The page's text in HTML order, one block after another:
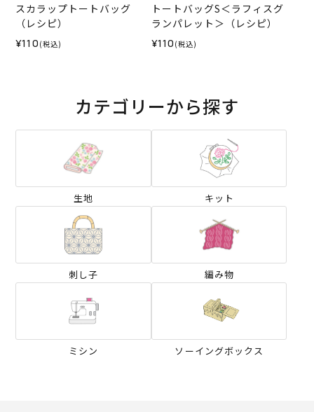
スカラップトートバッグ
（レシピ）
¥110 (税込)
トートバッグS＜ラフィスグ
ランパレット＞（レシピ）
¥110 (税込)
カテゴリーから探す
生地 キット
刺し子 編み物
ミシン ソーイングボックス